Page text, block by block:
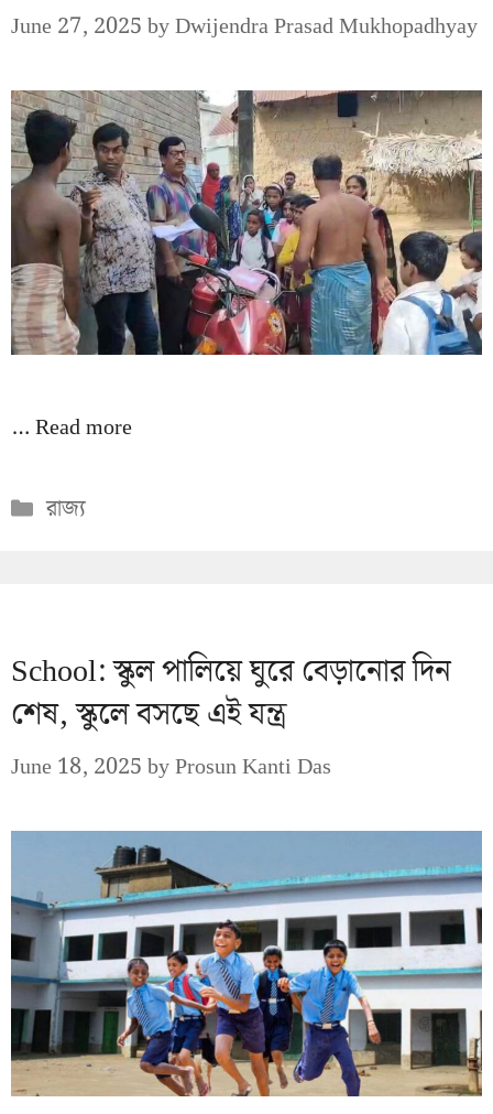
June 27, 2025byDwijendra Prasad Mukhopadhyay
…Read more
Categories
রাজ্য
School: স্কুল পালিয়ে ঘুরে বেড়ানোর দিন
শেষ, স্কুলে বসছে এই যন্ত্র
June 18, 2025byProsun Kanti Das